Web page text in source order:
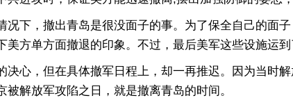
，撤出青岛是很没面子的事。为了保全自己的面
美方单方面撤退的印象。不过，最后美军这些设施运
，但在具体撤军日程上，却一再推迟。因为当时解
解放军攻陷之日，就是撤离青岛的时间。